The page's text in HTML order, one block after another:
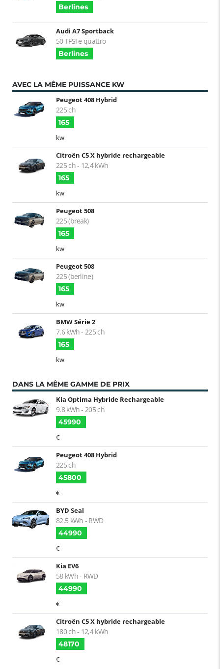
Berlines
Audi A7 Sportback
50 TFSI e quattro
Berlines
AVEC LA MÊME PUISSANCE KW
Peugeot 408 Hybrid
225 ch
165
kw
Citroën C5 X hybride rechargeable
225 ch - 12,4 kWh
165
kw
Peugeot 508
225 (break)
165
kw
Peugeot 508
225 (berline)
165
kw
BMW Série 2
7.6 kWh - 225 ch
165
kw
DANS LA MÊME GAMME DE PRIX
Kia Optima Hybride Rechargeable
9.8 kWh - 205 ch
45990
€
Peugeot 408 Hybrid
225 ch
45800
€
BYD Seal
82.5 kWh - RWD
44990
€
Kia EV6
58 kWh - RWD
44990
€
Citroën C5 X hybride rechargeable
180 ch - 12,4 kWh
48170
€